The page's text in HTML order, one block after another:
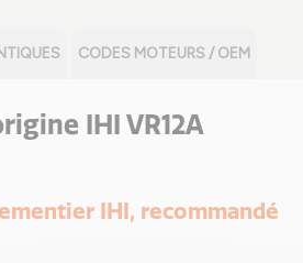
CODES MOTEURS / OEM
IHI VR12A
IHI, recommandé